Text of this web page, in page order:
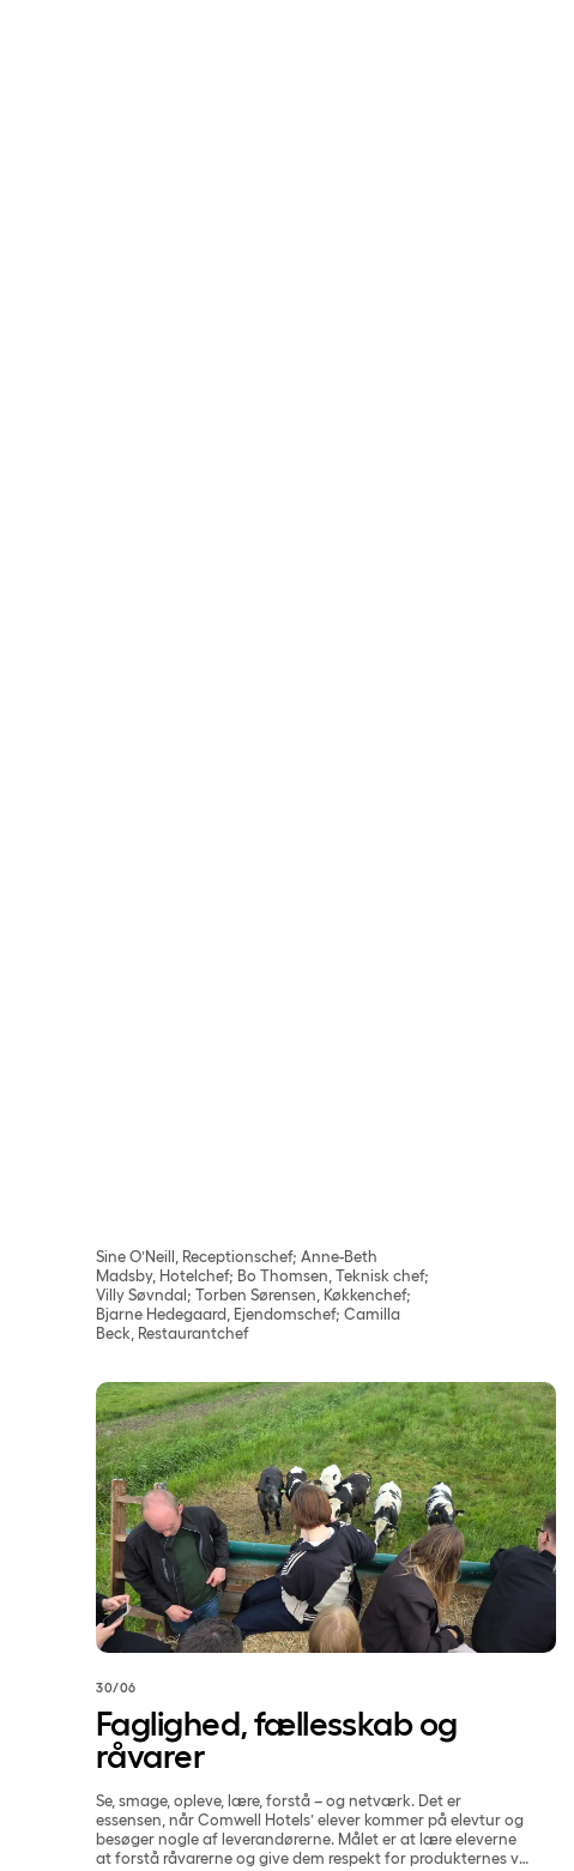
Sine O’Neill, Receptionschef; Anne-Beth
Madsby, Hotelchef; Bo Thomsen, Teknisk chef;
Villy Søvndal; Torben Sørensen, Køkkenchef;
Bjarne Hedegaard, Ejendomschef; Camilla
Beck, Restaurantchef
Faglighed, fællesskab og råvarer
30/06
Faglighed, fællesskab og
råvarer
Se, smage, opleve, lære, forstå – og netværk. Det er
essensen, når Comwell Hotels’ elever kommer på elevtur og
besøger nogle af leverandørerne. Målet er at lære eleverne
at forstå råvarerne og give dem respekt for produkternes vej